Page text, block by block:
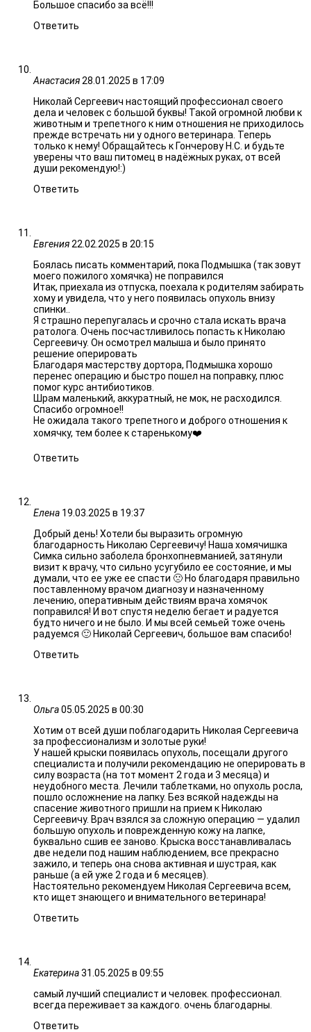
Большое спасибо за всё!!!
Ответить
Анастасия 28.01.2025 в 17:09
Николай Сергеевич настоящий профессионал своего
дела и человек с большой буквы! Такой огромной любви к
животным и трепетного к ним отношения не приходилось
прежде встречать ни у одного ветеринара. Теперь
только к нему! Обращайтесь к Гончерову Н.С. и будьте
уверены что ваш питомец в надёжных руках, от всей
души рекомендую!:)
Ответить
Евгения 22.02.2025 в 20:15
Боялась писать комментарий, пока Подмышка (так зовут
моего пожилого хомячка) не поправился
Итак, приехала из отпуска, поехала к родителям забирать
хому и увидела, что у него появилась опухоль внизу
спинки..
Я страшно перепугалась и срочно стала искать врача
ратолога. Очень посчастливилось попасть к Николаю
Сергеевичу. Он осмотрел малыша и было принято
решение оперировать
Благодаря мастерству дортора, Подмышка хорошо
перенес операцию и быстро пошел на поправку, плюс
помог курс антибиотиков.
Шрам маленький, аккуратный, не мок, не расходился.
Спасибо огромное!!
Не ожидала такого трепетного и доброго отношения к
хомячку, тем более к старенькому❤️
Ответить
Елена 19.03.2025 в 19:37
Добрый день! Хотели бы выразить огромную
благодарность Николаю Сергеевичу! Наша хомячишка
Симка сильно заболела бронхопневманией, затянули
визит к врачу, что сильно усугубило ее состояние, и мы
думали, что ее уже ее спасти 🙁 Но благодаря правильно
поставленному врачом диагнозу и назначенному
лечению, оперативным действиям врача хомячок
поправился! И вот спустя неделю бегает и радуется
будто ничего и не было. И мы всей семьей тоже очень
радуемся 🙂 Николай Сергеевич, большое вам спасибо!
Ответить
Ольга05.05.2025 в 00:30
Хотим от всей души поблагодарить Николая Сергеевича
за профессионализм и золотые руки!
У нашей крыски появилась опухоль, посещали другого
специалиста и получили рекомендацию не оперировать в
силу возраста (на тот момент 2 года и 3 месяца) и
неудобного места. Лечили таблетками, но опухоль росла,
пошло осложнение на лапку. Без всякой надежды на
спасение животного пришли на прием к Николаю
Сергеевичу. Врач взялся за сложную операцию — удалил
большую опухоль и поврежденную кожу на лапке,
буквально сшив ее заново. Крыска восстанавливалась
две недели под нашим наблюдением, все прекрасно
зажило, и теперь она снова активная и шустрая, как
раньше (а ей уже 2 года и 6 месяцев).
Настоятельно рекомендуем Николая Сергеевича всем,
кто ищет знающего и внимательного ветеринара!
Ответить
Екатерина31.05.2025 в 09:55
самый лучший специалист и человек. профессионал.
всегда переживает за каждого. очень благодарны.
Ответить